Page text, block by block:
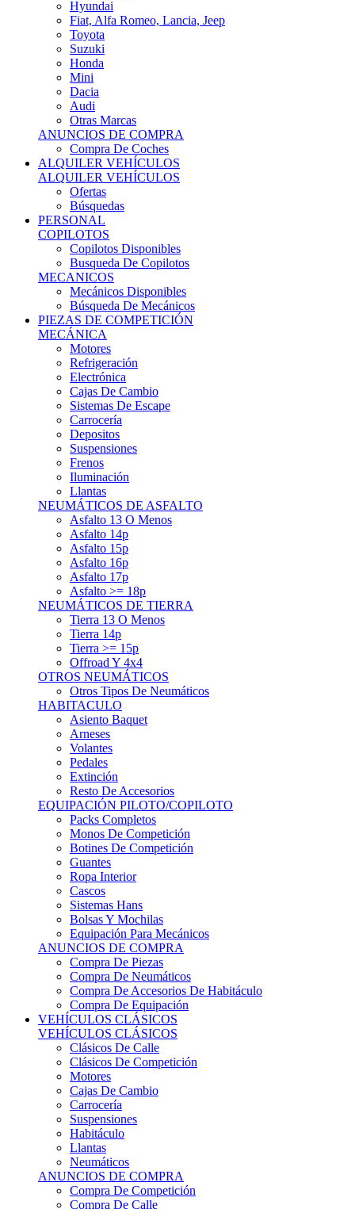
Toyota
Suzuki
Honda
Mini
Dacia
Audi
Otras Marcas
ANUNCIOS DE COMPRA
Compra De Coches
ALQUILER VEHÍCULOS
ALQUILER VEHÍCULOS
Ofertas
Búsquedas
PERSONAL
COPILOTOS
Copilotos Disponibles
Busqueda De Copilotos
MECANICOS
Mecánicos Disponibles
Búsqueda De Mecánicos
PIEZAS DE COMPETICIÓN
MECÁNICA
Motores
Refrigeración
Electrónica
Cajas De Cambio
Sistemas De Escape
Carrocería
Depositos
Suspensiones
Frenos
Iluminación
Llantas
NEUMÁTICOS DE ASFALTO
Asfalto 13 O Menos
Asfalto 14p
Asfalto 15p
Asfalto 16p
Asfalto 17p
Asfalto >= 18p
NEUMÁTICOS DE TIERRA
Tierra 13 O Menos
Tierra 14p
Tierra >= 15p
Offroad Y 4x4
OTROS NEUMÁTICOS
Otros Tipos De Neumáticos
HABITACULO
Asiento Baquet
Arneses
Volantes
Pedales
Extinción
Resto De Accesorios
EQUIPACIÓN PILOTO/COPILOTO
Packs Completos
Monos De Competición
Botines De Competición
Guantes
Ropa Interior
Cascos
Sistemas Hans
Bolsas Y Mochilas
Equipación Para Mecánicos
ANUNCIOS DE COMPRA
Compra De Piezas
Compra De Neumáticos
Compra De Accesorios De Habitáculo
Compra De Equipación
VEHÍCULOS CLÁSICOS
VEHÍCULOS CLÁSICOS
Clásicos De Calle
Clásicos De Competición
Motores
Cajas De Cambio
Carrocería
Suspensiones
Habitáculo
Llantas
Neumáticos
ANUNCIOS DE COMPRA
Compra De Competición
Compra De Calle
Compra De Piezas